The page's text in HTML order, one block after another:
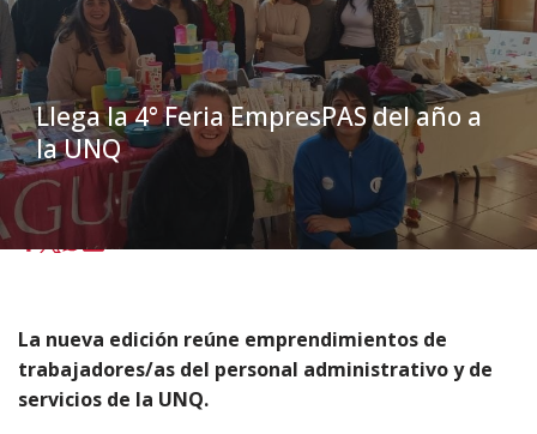
Llega la 4° Feria EmpresPAS del año a
la UNQ
Inicio»Noticias» Comunidad
Llega la 4° Feria EmpresPAS del año a
la UNQ
La nueva edición reúne emprendimientos de
trabajadores/as del personal administrativo y de
servicios de la UNQ.